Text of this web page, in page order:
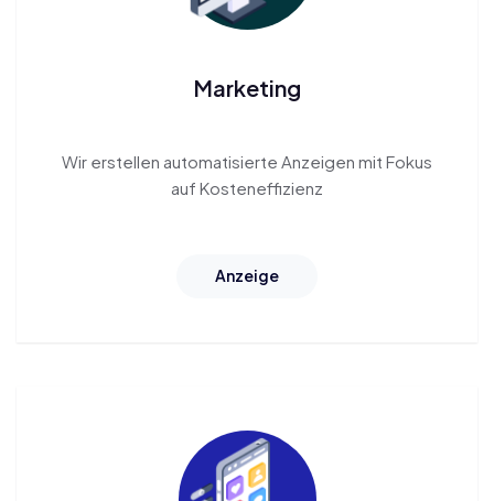
Marketing
Wir erstellen automatisierte Anzeigen mit Fokus
auf Kosteneffizienz
Anzeige